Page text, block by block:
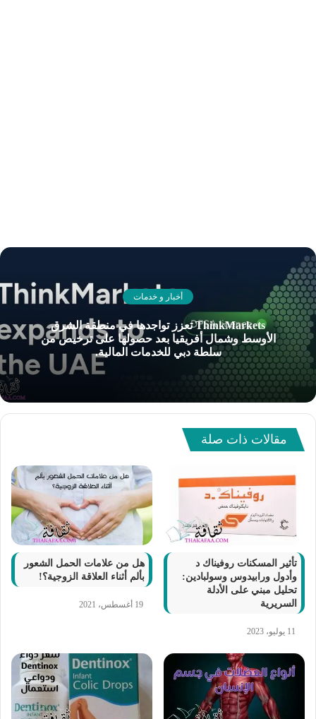
أخبار و خدمات
ThinkMarkets تعزز تواجدها في منطقة الشرق
الأوسط وشمال أفريقيا بعد حصولها على ترخيص من
سلطة دبي للخدمات المالية.
مقالات ذات صلة
تأثير المسكنات روفيناك د
وأدول ورابيدوس وسولبادين:
تحليل مبني على الأدلة
السريرية
11 يوليو، 2023
هل من علامات الحمل الشعور
بألم أثناء العلاقة الزوجية؟!
19 أغسطس، 2021